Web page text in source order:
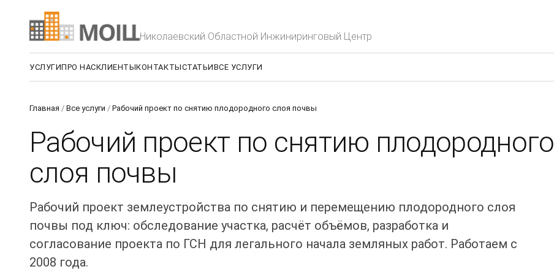
Николаевский Областной Инжиниринговый Центр
УСЛУГИПРО НАСКЛИЕНТЫКОНТАКТЫСТАТЬИВСЕ УСЛУГИ
Главная / Все услуги / Рабочий проект по снятию плодородного слоя почвы
Рабочий проект по снятию плодородного
слоя почвы
Рабочий проект землеустройства по снятию и перемещению плодородного слоя
почвы под ключ: обследование участка, расчёт объёмов, разработка и
согласование проекта по ГСН для легального начала земляных работ. Работаем с
2008 года.